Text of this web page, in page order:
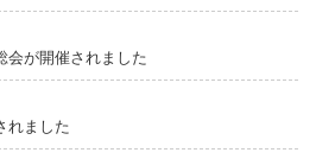
会が開催されました
れました